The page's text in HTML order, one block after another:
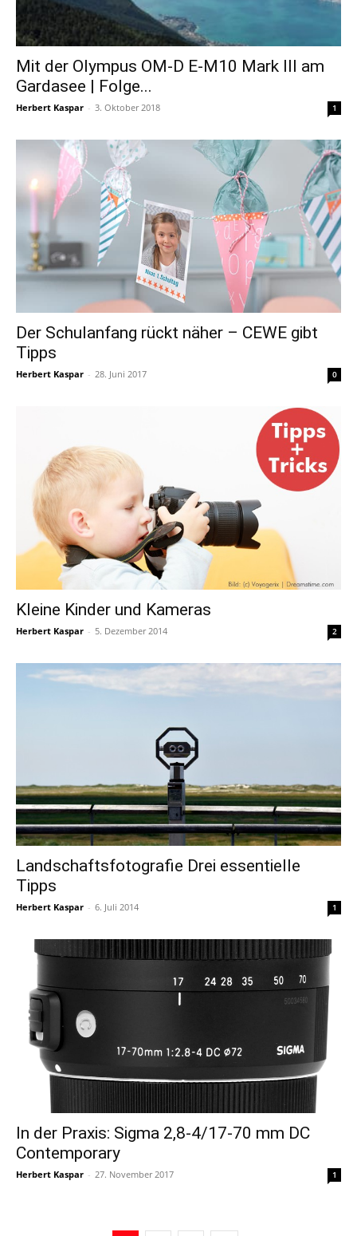
Mit der Olympus OM-D E-M10 Mark III am
Gardasee | Folge...
Herbert Kaspar - 3. Oktober 2018 1
Der Schulanfang rückt näher – CEWE gibt
Tipps
Herbert Kaspar - 28. Juni 2017 0
Kleine Kinder und Kameras
Herbert Kaspar - 5. Dezember 2014 2
Landschaftsfotografie Drei essentielle
Tipps
Herbert Kaspar - 6. Juli 2014 1
In der Praxis: Sigma 2,8-4/17-70 mm DC
Contemporary
Herbert Kaspar - 27. November 2017 1